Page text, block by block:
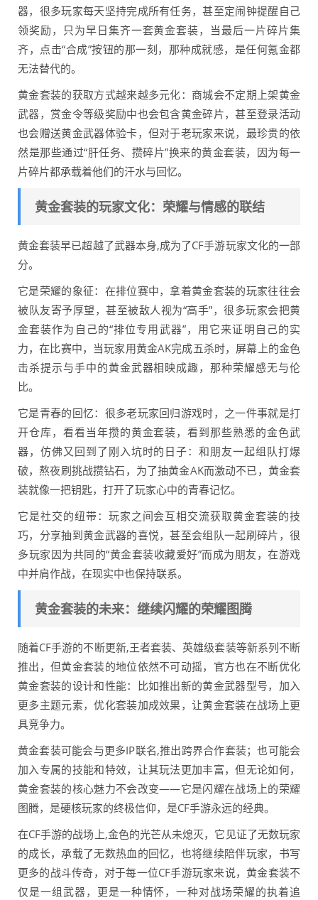
器，很多玩家每天坚持完成所有任务，甚至定闹钟提醒自己
领奖励，只为早日集齐一套黄金套装，当最后一片碎片集
齐，点击“合成”按钮的那一刻，那种成就感，是任何氪金都
无法替代的。
黄金套装的获取方式越来越多元化：商城会不定期上架黄金
武器，赏金令等级奖励中也会包含黄金碎片，甚至登录活动
也会赠送黄金武器体验卡，但对于老玩家来说，最珍贵的依
然是那些通过“肝任务、攒碎片”换来的黄金套装，因为每一
片碎片都承载着他们的汗水与回忆。
黄金套装的玩家文化：荣耀与情感的联结
黄金套装早已超越了武器本身,成为了CF手游玩家文化的一部
分。
它是荣耀的象征：在排位赛中，拿着黄金套装的玩家往往会
被队友寄予厚望，甚至被敌人视为“高手”，很多玩家会把黄
金套装作为自己的“排位专用武器”，用它来证明自己的实
力，在比赛中，当玩家用黄金AK完成五杀时，屏幕上的金色
击杀提示与手中的黄金武器相映成趣，那种荣耀感无与伦
比。
它是青春的回忆：很多老玩家回归游戏时，之一件事就是打
开仓库，看看当年攒的黄金套装，看到那些熟悉的金色武
器，仿佛又回到了刚入坑时的日子：和朋友一起组队打爆
破，熬夜刷挑战攒钻石，为了抽黄金AK而激动不已，黄金套
装就像一把钥匙，打开了玩家心中的青春记忆。
它是社交的纽带：玩家之间会互相交流获取黄金套装的技
巧，分享抽到黄金武器的喜悦，甚至会组队一起刷碎片，很
多玩家因为共同的“黄金套装收藏爱好”而成为朋友，在游戏
中并肩作战，在现实中也保持联系。
黄金套装的未来：继续闪耀的荣耀图腾
随着CF手游的不断更新,王者套装、英雄级套装等新系列不断
推出，但黄金套装的地位依然不可动摇，官方也在不断优化
黄金套装的设计和性能：比如推出新的黄金武器型号，加入
更多主题元素，优化套装加成效果，让黄金套装在战场上更
具竞争力。
黄金套装可能会与更多IP联名,推出跨界合作套装；也可能会
加入专属的技能和特效，让其玩法更加丰富，但无论如何，
黄金套装的核心魅力不会改变——它是闪耀在战场上的荣耀
图腾，是硬核玩家的终极信仰，是CF手游永远的经典。
在CF手游的战场上,金色的光芒从未熄灭，它见证了无数玩家
的成长，承载了无数热血的回忆，也将继续陪伴玩家，书写
更多的战斗传奇，对于每一位CF手游玩家来说，黄金套装不
仅是一组武器，更是一种情怀，一种对战场荣耀的执着追